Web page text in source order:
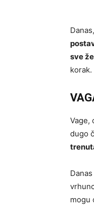
Danas,
sve
korak.
Vage,
dugo
mogu